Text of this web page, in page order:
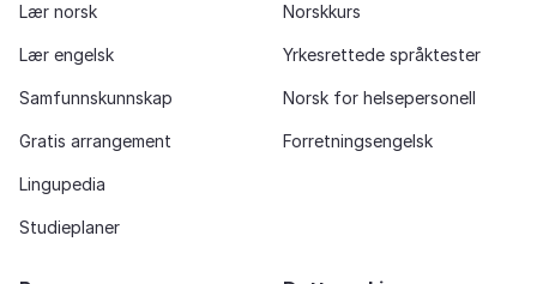
Lær norsk
Lær engelsk
Samfunnskunnskap
Gratis arrangement
Lingupedia
Studieplaner
Norskkurs
Yrkesrettede språktester
Norsk for helsepersonell
Forretningsengelsk